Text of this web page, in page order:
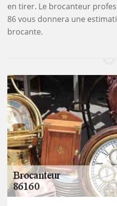
en tirer. Le brocanteur
86 vous donnera une
brocante.